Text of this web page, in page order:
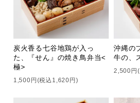
炭火香る七谷地鶏が入っ
た、『せん』の焼き鳥弁当<
極>
1,500円(税込1,620円)
沖縄の
牛の、
2,500円